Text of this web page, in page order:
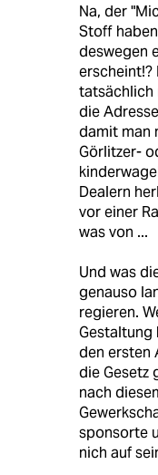
Na, der
Stoff
deswegen
erscheint!?
tatsächlich
die
damit man
Görlitzer-
Dealern
vor einer
was von ...
Und was
genauso
regieren.
Gestaltung
den ersten
die Gesetz
nach
sponsorte
nich auf